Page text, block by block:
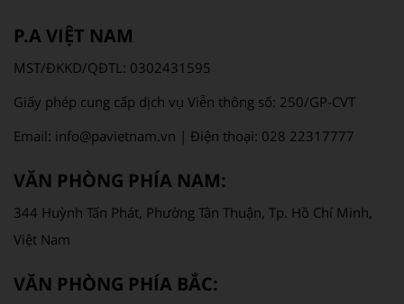
P.A VIỆT NAM
MST/ĐKKD/QĐTL: 0302431595
Giấy phép cung cấp dịch vụ Viễn thông số: 250/GP-CVT
Email: info@pavietnam.vn | Điện thoại: 028 22317777
VĂN PHÒNG PHÍA NAM:
344 Huỳnh Tấn Phát, Phường Tân Thuận, Tp. Hồ Chí Minh,
Việt Nam
VĂN PHÒNG PHÍA BẮC: